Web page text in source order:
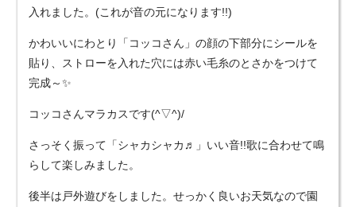
入れました。(これが音の元になります!!)
かわいいにわとり「コッコさん」の顔の下部分にシールを
貼り、ストローを入れた穴には赤い毛糸のとさかをつけて
完成～✨
コッコさんマラカスです(^▽^)/
さっそく振って「シャカシャカ♬」いい音!!歌に合わせて鳴
らして楽しみました。
後半は戸外遊びをしました。せっかく良いお天気なので園